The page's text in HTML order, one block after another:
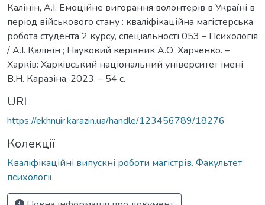
Калінін, А.І. Емоційне вигорання волонтерів в Україні в
період військового стану : кваліфікаційна магістерська
робота студента 2 курсу, спеціальності 053 – Психологія
/ А.І. Калінін ; Науковий керівник А.О. Харченко. –
Харків: Харківський національний університет імені
В.Н. Каразіна, 2023. – 54 с.
URI
https://ekhnuir.karazin.ua/handle/123456789/18276
Колекції
Кваліфікаційні випускні роботи магістрів. Факультет
психології